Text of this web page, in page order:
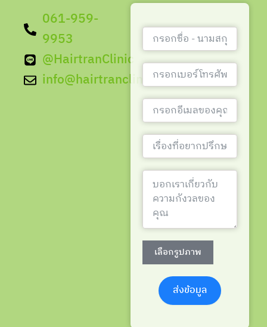
061-959-
9953
@HairtranClinic
info@hairtranclinic.com
เลือกรูปภาพ
ส่งข้อมูล